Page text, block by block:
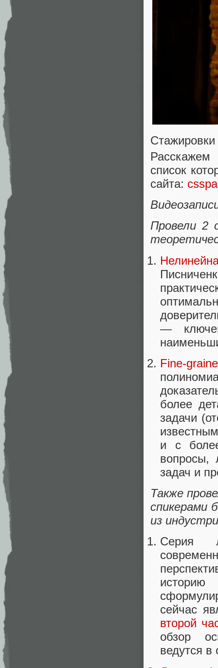
список
сайта:
Провели 2
—
Fine-
более
задачи
и с
вопросы,
задач и
Также
спикерами
из
Серия
сейчас
второй
обзор
ведутся в